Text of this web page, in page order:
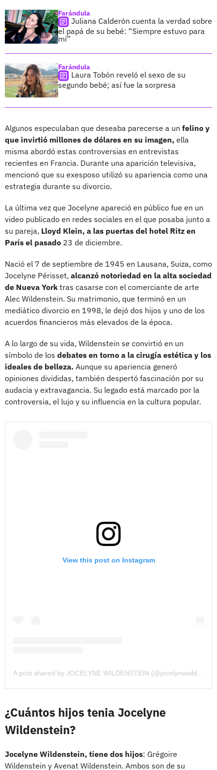
Farándula
Juliana Calderón cuenta la verdad sobre
el papá de su bebé: “Siempre estuvo para
mí”
Farándula
Laura Tobón reveló el sexo de su
segundo bebé; así fue la sorpresa
Algunos especulaban que deseaba parecerse a un felino y
que invirtió millones de dólares en su imagen, ella
misma abordó estas controversias en entrevistas
recientes en Francia. Durante una aparición televisiva,
mencionó que su exesposo utilizó su apariencia como una
estrategia durante su divorcio.
La última vez que Jocelyne apareció en público fue en un
video publicado en redes sociales en el que posaba junto a
su pareja, Lloyd Klein, a las puertas del hotel Ritz en
París el pasado 23 de diciembre.
Nació el 7 de septiembre de 1945 en Lausana, Suiza, como
Jocelyne Périsset, alcanzó notoriedad en la alta sociedad
de Nueva York tras casarse con el comerciante de arte
Alec Wildenstein. Su matrimonio, que terminó en un
mediático divorcio en 1998, le dejó dos hijos y uno de los
acuerdos financieros más elevados de la época.
A lo largo de su vida, Wildenstein se convirtió en un
símbolo de los debates en torno a la cirugía estética y los
ideales de belleza. Aunque su apariencia generó
opiniones divididas, también despertó fascinación por su
audacia y extravagancia. Su legado está marcado por la
controversia, el lujo y su influencia en la cultura popular.
View this post on Instagram
A post shared by JOCELYNE WILDENSTEIN (@jocelynewildenstein)
¿Cuántos hijos tenia Jocelyne
Wildenstein?
Jocelyne Wildenstein, tiene dos hijos: Grégoire
Wildenstein y Avenat Wildenstein. Ambos son de su